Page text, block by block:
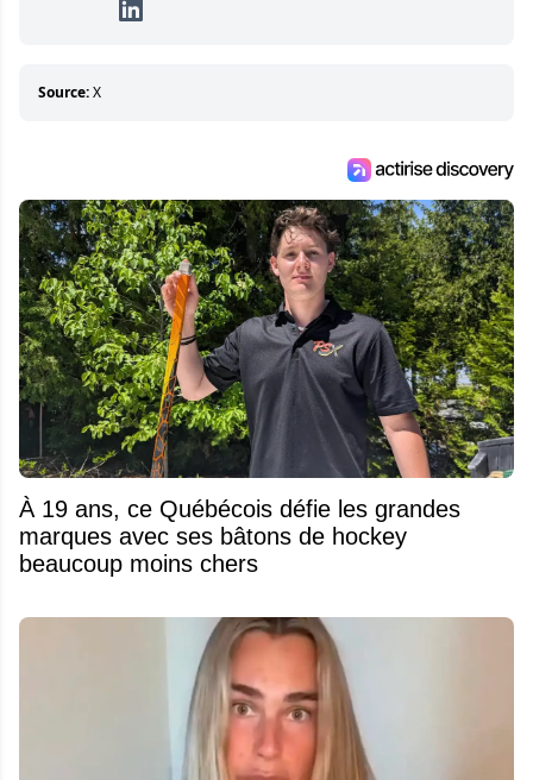
détermination pour parvenir à se démarquer.
Source:X
À 19 ans, ce Québécois défie les grandes
marques avec ses bâtons de hockey
beaucoup moins chers